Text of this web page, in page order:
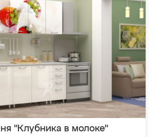
"Клубника в молоке"